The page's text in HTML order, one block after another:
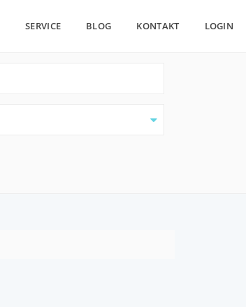
SERVICE BLOG KONTAKT LOGIN